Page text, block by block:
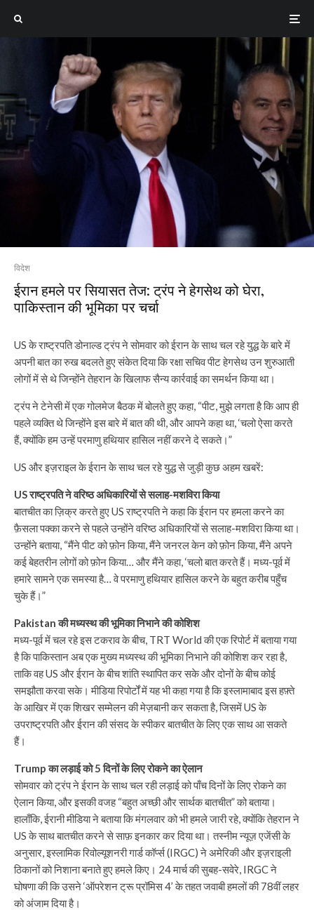
विदेश
ईरान हमले पर सियासत तेज: ट्रंप ने हेगसेथ को घेरा,
पाकिस्तान की भूमिका पर चर्चा
US के राष्ट्रपति डोनाल्ड ट्रंप ने सोमवार को ईरान के साथ चल रहे युद्ध के बारे में
अपनी बात का रुख बदलते हुए संकेत दिया कि रक्षा सचिव पीट हेगसेथ उन शुरुआती
लोगों में से थे जिन्होंने तेहरान के खिलाफ सैन्य कार्रवाई का समर्थन किया था।
ट्रंप ने टेनेसी में एक गोलमेज बैठक में बोलते हुए कहा, “पीट, मुझे लगता है कि आप ही
पहले व्यक्ति थे जिन्होंने इस बारे में बात की थी, और आपने कहा था, ‘चलो ऐसा करते
हैं, क्योंकि हम उन्हें परमाणु हथियार हासिल नहीं करने दे सकते।”
US और इज़राइल के ईरान के साथ चल रहे युद्ध से जुड़ी कुछ अहम खबरें:
US राष्ट्रपति ने वरिष्ठ अधिकारियों से सलाह-मशविरा किया
बातचीत का ज़िक्र करते हुए US राष्ट्रपति ने कहा कि ईरान पर हमला करने का
फ़ैसला पक्का करने से पहले उन्होंने वरिष्ठ अधिकारियों से सलाह-मशविरा किया था।
उन्होंने बताया, “मैंने पीट को फ़ोन किया, मैंने जनरल केन को फ़ोन किया, मैंने अपने
कई बेहतरीन लोगों को फ़ोन किया… और मैंने कहा, ‘चलो बात करते हैं। मध्य-पूर्व में
हमारे सामने एक समस्या है… वे परमाणु हथियार हासिल करने के बहुत करीब पहुँच
चुके हैं।”
Pakistan की मध्यस्थ की भूमिका निभाने की कोशिश
मध्य-पूर्व में चल रहे इस टकराव के बीच, TRT World की एक रिपोर्ट में बताया गया
है कि पाकिस्तान अब एक मुख्य मध्यस्थ की भूमिका निभाने की कोशिश कर रहा है,
ताकि वह US और ईरान के बीच शांति स्थापित कर सके और दोनों के बीच कोई
समझौता करवा सके। मीडिया रिपोर्टों में यह भी कहा गया है कि इस्लामाबाद इस हफ़्ते
के आखिर में एक शिखर सम्मेलन की मेज़बानी कर सकता है, जिसमें US के
उपराष्ट्रपति और ईरान की संसद के स्पीकर बातचीत के लिए एक साथ आ सकते
हैं।
Trump का लड़ाई को 5 दिनों के लिए रोकने का ऐलान
सोमवार को ट्रंप ने ईरान के साथ चल रही लड़ाई को पाँच दिनों के लिए रोकने का
ऐलान किया, और इसकी वजह “बहुत अच्छी और सार्थक बातचीत” को बताया।
हालाँकि, ईरानी मीडिया ने बताया कि मंगलवार को भी हमले जारी रहे, क्योंकि तेहरान ने
US के साथ बातचीत करने से साफ़ इनकार कर दिया था। तस्नीम न्यूज़ एजेंसी के
अनुसार, इस्लामिक रिवोल्यूशनरी गार्ड कॉर्प्स (IRGC) ने अमेरिकी और इज़राइली
ठिकानों को निशाना बनाते हुए हमले किए। 24 मार्च की सुबह-सवेरे, IRGC ने
घोषणा की कि उसने ‘ऑपरेशन ट्रू प्रॉमिस 4’ के तहत जवाबी हमलों की 78वीं लहर
को अंजाम दिया है।